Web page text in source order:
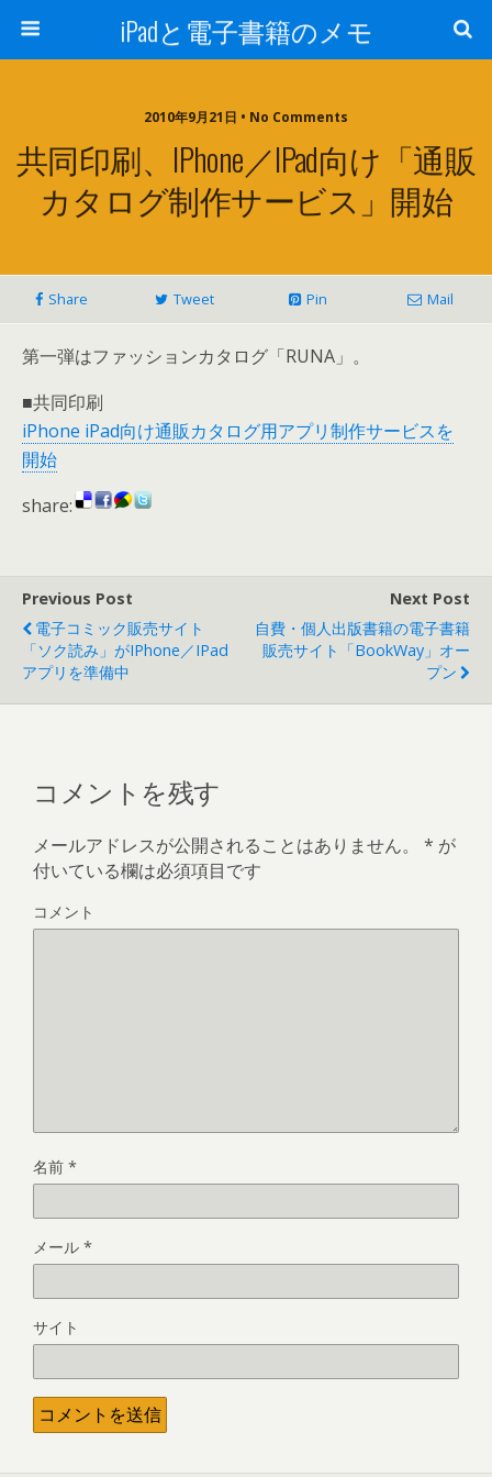
iPadと電子書籍のメモ
2010年9月21日 • No Comments
共同印刷、iPhone／iPad向け「通販
カタログ制作サービス」開始
Share Tweet Pin Mail
第一弾はファッションカタログ「RUNA」。
■共同印刷
iPhone iPad向け通販カタログ用アプリ制作サービスを
開始
share:
Previous Post
電子コミック販売サイト
「ソク読み」がiPhone／iPad
アプリを準備中
Next Post
自費・個人出版書籍の電子書籍
販売サイト「BookWay」オー
プン
コメントを残す
メールアドレスが公開されることはありません。 * が
付いている欄は必須項目です
コメント
名前 *
メール *
サイト